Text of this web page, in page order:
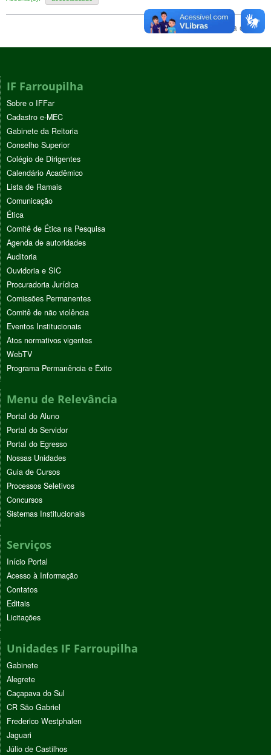
Voltar para o topo
IF Farroupilha
Sobre o IFFar
Cadastro e-MEC
Gabinete da Reitoria
Conselho Superior
Colégio de Dirigentes
Calendário Acadêmico
Lista de Ramais
Comunicação
Ética
Comitê de Ética na Pesquisa
Agenda de autoridades
Auditoria
Ouvidoria e SIC
Procuradoria Jurídica
Comissões Permanentes
Comitê de não violência
Eventos Institucionais
Atos normativos vigentes
WebTV
Programa Permanência e Êxito
Menu de Relevância
Portal do Aluno
Portal do Servidor
Portal do Egresso
Nossas Unidades
Guia de Cursos
Processos Seletivos
Concursos
Sistemas Institucionais
Serviços
Início Portal
Acesso à Informação
Contatos
Editais
Licitações
Unidades IF Farroupilha
Gabinete
Alegrete
Caçapava do Sul
CR São Gabriel
Frederico Westphalen
Jaguari
Júlio de Castilhos